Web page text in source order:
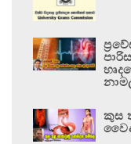
කුස